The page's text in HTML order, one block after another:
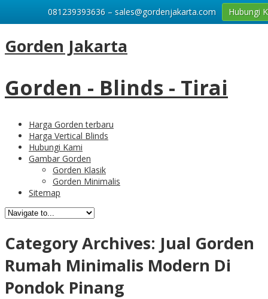
Gorden Jakarta
Gorden - Blinds - Tirai
Harga Gorden terbaru
Harga Vertical Blinds
Hubungi Kami
Gambar Gorden
Gorden Klasik
Gorden Minimalis
Sitemap
Category Archives: Jual Gorden
Rumah Minimalis Modern Di
Pondok Pinang
081239393636 – sales@gordenjakarta.com Hubungi